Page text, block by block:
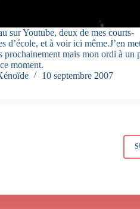
sur Youtube, deux de mes courts-
d’école, et à voir ici même.J’en
prochainement mais mon ordi à un
moment.
10 septembre 2007